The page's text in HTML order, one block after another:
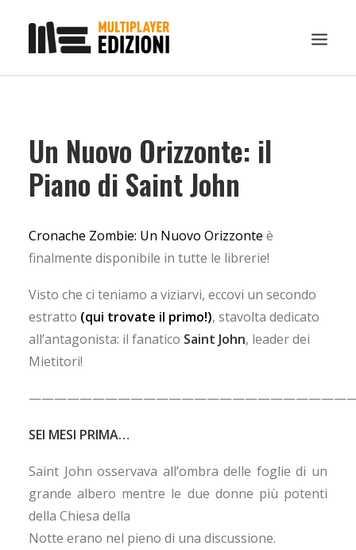
LIBRI
GUIDE STRATEGICHE
GADGET
CONTATTI
RICERCA
Un Nuovo Orizzonte: il
Piano di Saint John
Cronache Zombie: Un Nuovo Orizzonte è
finalmente disponibile in tutte le librerie!
Visto che ci teniamo a viziarvi, eccovi un secondo
estratto (qui trovate il primo!), stavolta dedicato
all’antagonista: il fanatico Saint John, leader dei
Mietitori!
SEI MESI PRIMA…
Saint John osservava all’ombra delle foglie di un
grande albero mentre le due donne più potenti
della Chiesa della
Notte erano nel pieno di una discussione.